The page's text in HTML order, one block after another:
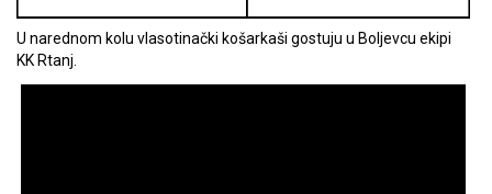
U narednom kolu vlasotinački košarkaši gostuju u Boljevcu ekipi
KK Rtanj.